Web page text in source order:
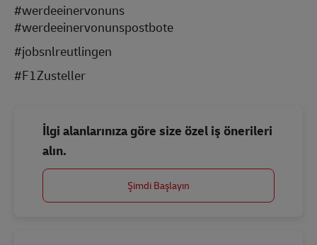
#werdeeinervonuns
#werdeeinervonunspostbote
#jobsnlreutlingen
#F1Zusteller
İlgi alanlarınıza göre size özel iş önerileri
alın.
Şimdi Başlayın